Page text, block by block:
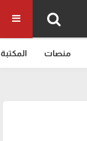
منصات المكتبة